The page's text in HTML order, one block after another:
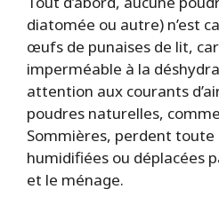
diatomée ou autre) n’est
œufs de punaises de lit,
imperméable à la
attention aux courants
poudres naturelles,
Sommières, perdent toute
humidifiées ou déplacées
et le ménage.